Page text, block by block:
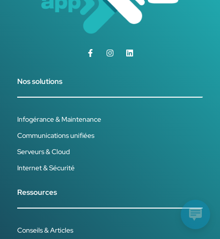
Nos solutions
Infogérance & Maintenance
Communications unifiées
Serveurs & Cloud
Internet & Sécurité
Ressources
Conseils & Articles